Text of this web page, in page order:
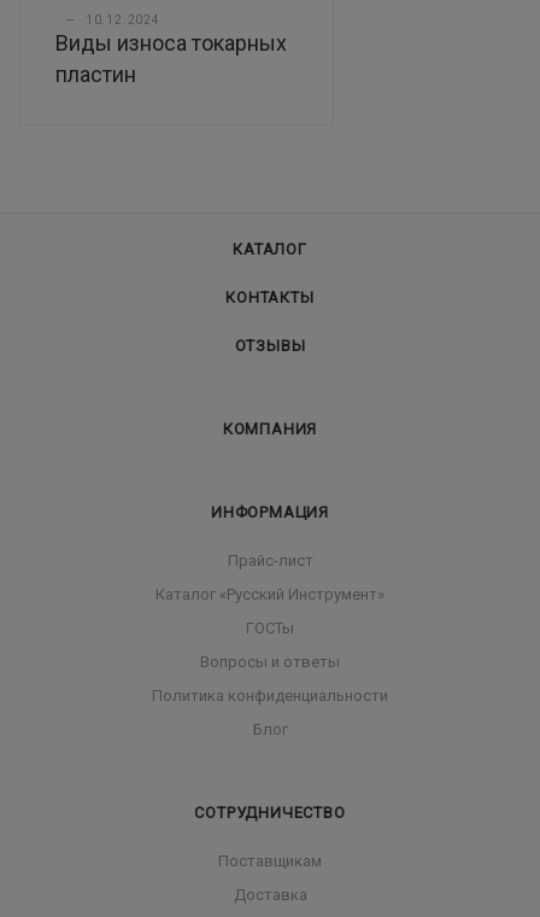
— 10.12.2024
Виды износа токарных
пластин
КАТАЛОГ
КОНТАКТЫ
ОТЗЫВЫ
КОМПАНИЯ
ИНФОРМАЦИЯ
Прайс-лист
Каталог «Русский Инструмент»
ГОСТы
Вопросы и ответы
Политика конфиденциальности
Блог
СОТРУДНИЧЕСТВО
Поставщикам
Доставка